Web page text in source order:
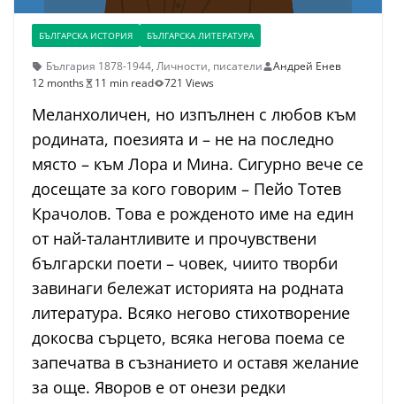
БЪЛГАРСКА ИСТОРИЯ БЪЛГАРСКА ЛИТЕРАТУРА
България 1878-1944, Личности, писатели
Андрей Енев
12 months
11 min read 721 Views
Меланхоличен, но изпълнен с любов към
родината, поезията и – не на последно
място – към Лора и Мина. Сигурно вече се
досещате за кого говорим – Пейо Тотев
Крачолов. Това е рожденото име на един
от най-талантливите и прочувствени
български поети – човек, чиито творби
завинаги бележат историята на родната
литература. Всяко негово стихотворение
докосва сърцето, всяка негова поема се
запечатва в съзнанието и оставя желание
за още. Яворов е от онези редки